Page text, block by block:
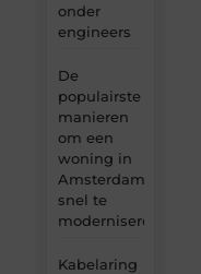
onder
engineers
De
populairste
manieren
om een
woning in
Amsterdam
snel te
moderniseren
Kabelaring